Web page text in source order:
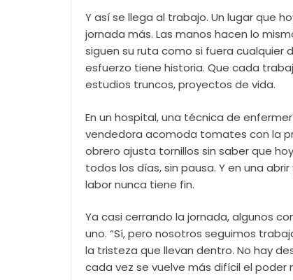
Y así se llega al trabajo. Un lugar que
jornada más. Las manos hacen lo
siguen su ruta como si fuera cualquier
esfuerzo tiene historia. Que cada
estudios truncos, proyectos de vida.
En un hospital, una técnica de
vendedora acomoda tomates con la
obrero ajusta tornillos sin saber que
todos los días, sin pausa. Y en una
labor nunca tiene fin.
Ya casi cerrando la jornada, algunos
uno. “Sí, pero nosotros seguimos
la tristeza que llevan dentro. No hay
cada vez se vuelve más difícil el poder